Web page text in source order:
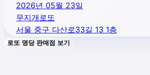
2026년 05월 23일
무지개로또
서울 중구 다산로33길 13 1층
로또 명당 판매점 보기